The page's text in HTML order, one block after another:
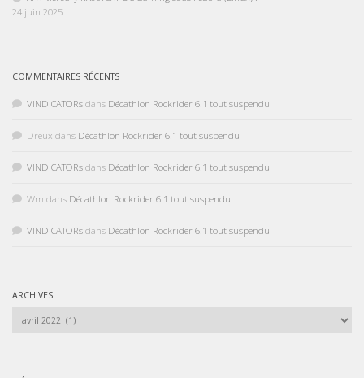
24 juin 2025
COMMENTAIRES RÉCENTS
VINDICATORs dans Décathlon Rockrider 6.1 tout suspendu
Dreux dans Décathlon Rockrider 6.1 tout suspendu
VINDICATORs dans Décathlon Rockrider 6.1 tout suspendu
Wm dans Décathlon Rockrider 6.1 tout suspendu
VINDICATORs dans Décathlon Rockrider 6.1 tout suspendu
ARCHIVES